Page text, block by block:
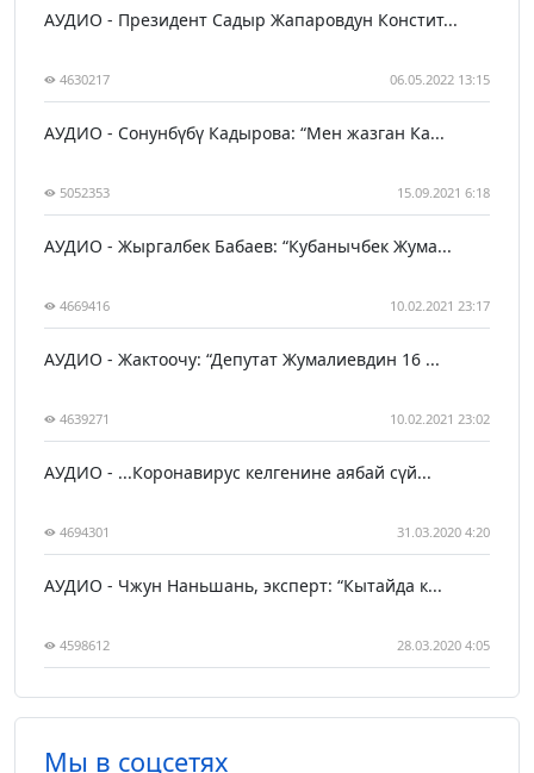
АУДИО - Президент Садыр Жапаровдун Констит...
4630217 06.05.2022 13:15
АУДИО - Сонунбүбү Кадырова: “Мен жазган Ка...
5052353 15.09.2021 6:18
АУДИО - Жыргалбек Бабаев: “Кубанычбек Жума...
4669416 10.02.2021 23:17
АУДИО - Жактоочу: “Депутат Жумалиевдин 16 ...
4639271 10.02.2021 23:02
АУДИО - ...Коронавирус келгенине аябай сүй...
4694301 31.03.2020 4:20
АУДИО - Чжун Наньшань, эксперт: “Кытайда к...
4598612 28.03.2020 4:05
Мы в соцсетях